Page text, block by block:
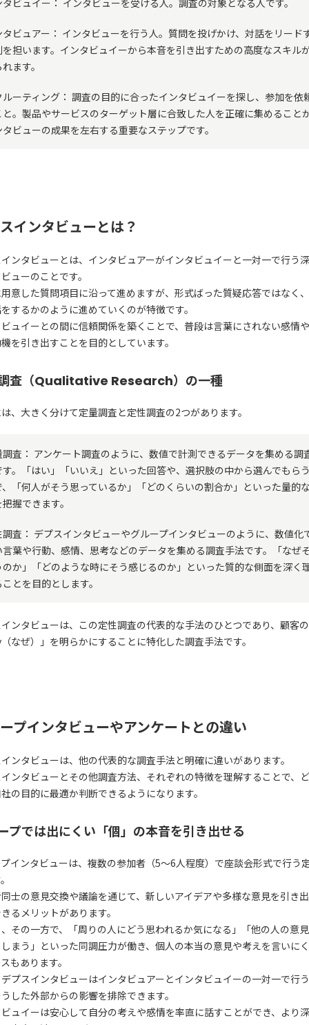
タビュアー： インタビューを行う人。質問を投げかけ、対話をリード
を担います。インタビュイーから本音を引き出すための高度なスキル
ます。
ルーティング： 調査の目的に合ったインタビュイーを探し、参加を依
と。製品やサービスのターゲット層に合致した人を正確に集めること
ビューの成果を左右する重要なステップです。
インタビューとは？
ンタビューとは、インタビュアーがインタビュイーと一対一で行う
ューのことです。
意した質問項目に沿って進めますが、形式ばった質疑応答ではなく
するかのように進めていくのが特徴です。
ュイーとの間に信頼関係を築くことで、普段は言葉にされない感情
を引き出すことを目的としています。
査（Qualitative Research）の一種
、大きく分けて定量調査と定性調査の2つがあります。
調査： アンケート調査のように、数値で計測できるデータを集める調
す。「はい」「いいえ」といった回答や、選択肢の中から選んでもら
、「何人がそう思っているか」「どのくらいの割合か」といった量的
握できます。
調査： デプスインタビューやグループインタビューのように、数値化
言葉や行動、感情、思考などのデータを集める調査手法です。「なぜ
のか」「どのような時にそう感じるのか」といった質的な側面を深く
とを目的とします。
ンタビューは、この定性調査の代表的な手法のひとつであり、顧客の
なぜ）」を明らかにすることに特化した調査手法です。
プインタビューやアンケートとの違い
ンタビューは、他の代表的な調査手法と明確に違いがあります。
ンタビューとその他調査方法、それぞれの特徴を理解することで、
の目的に最適か判断できるようになります。
プでは出にくい「個」の本音を引き出せる
インタビューは、複数の参加者（5〜6人程度）で座談会形式で行う
士の意見交換や議論を通じて、新しいアイデアや多様な意見を引き
るメリットがあります。
その一方で、「周りの人にどう思われるか気になる」「他の人の意
まう」といった同調圧力が働き、個人の本当の意見や考えを言いに
もあります。
プスインタビューはインタビュアーとインタビュイーの一対一で行
した外部からの影響を排除できます。
ュイーは安心して自分の考えや感情を率直に話すことができ、より